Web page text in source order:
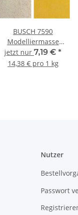
BUSCH 7590
Modelliermasse
steingrau 500 g Spur
Neutral
jetzt nur 7,19 € *
14,38 € pro 1 kg
Nutzer
Passwort